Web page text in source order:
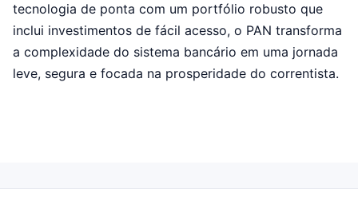
tecnologia de ponta com um portfólio robusto que
inclui investimentos de fácil acesso, o PAN transforma
a complexidade do sistema bancário em uma jornada
leve, segura e focada na prosperidade do correntista.